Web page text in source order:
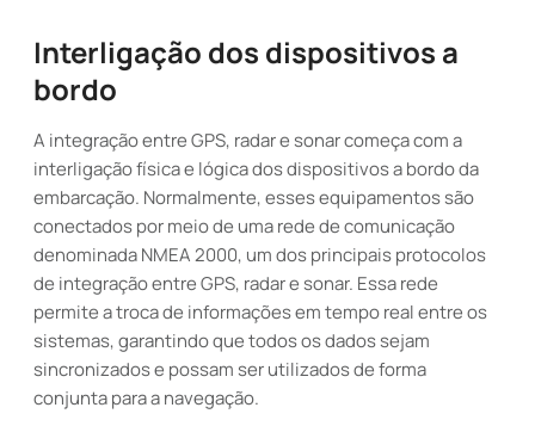
Interligação dos dispositivos a
bordo
A integração entre GPS, radar e sonar começa com a
interligação física e lógica dos dispositivos a bordo da
embarcação. Normalmente, esses equipamentos são
conectados por meio de uma rede de comunicação
denominada NMEA 2000, um dos principais protocolos
de integração entre GPS, radar e sonar. Essa rede
permite a troca de informações em tempo real entre os
sistemas, garantindo que todos os dados sejam
sincronizados e possam ser utilizados de forma
conjunta para a navegação.